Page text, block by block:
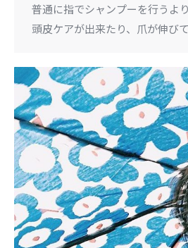
普通に指でシャンプーを行うよ
頭皮ケアが出来たり、爪が伸び